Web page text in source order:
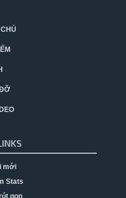
mới
Stats
gọn